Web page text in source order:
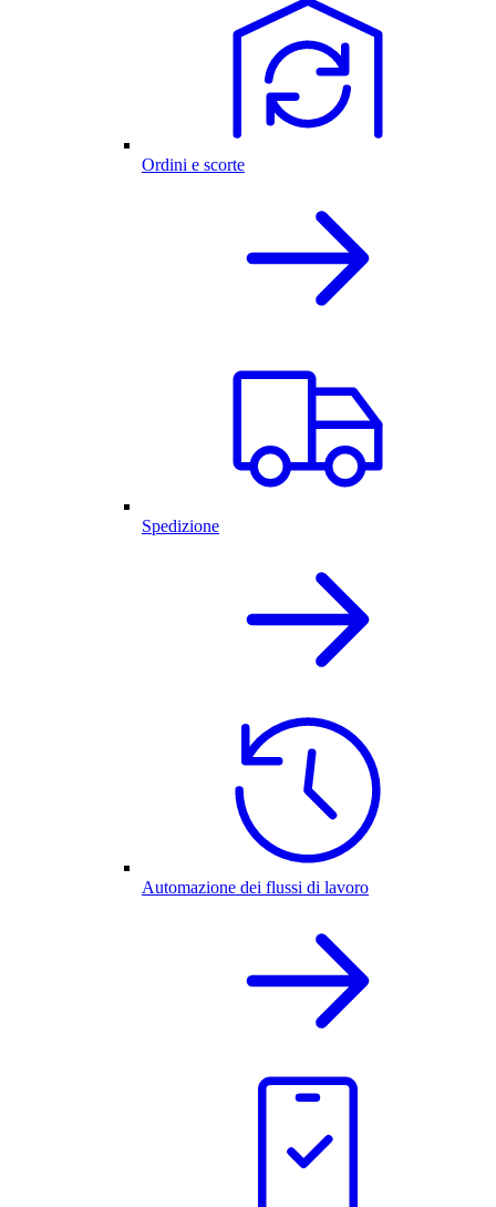
Ordini e scorte
Spedizione
Automazione dei flussi di lavoro